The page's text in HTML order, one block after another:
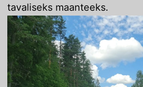
tavaliseks maanteeks.